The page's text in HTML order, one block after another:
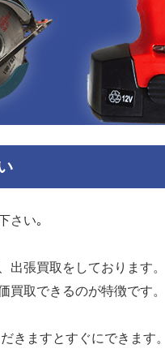
さい｡
張買取をしております。
取できるのが特徴です。
きますとすぐにできます。